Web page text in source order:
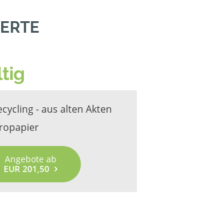
- aus alten Akten
Angebote ab
EUR 201,50